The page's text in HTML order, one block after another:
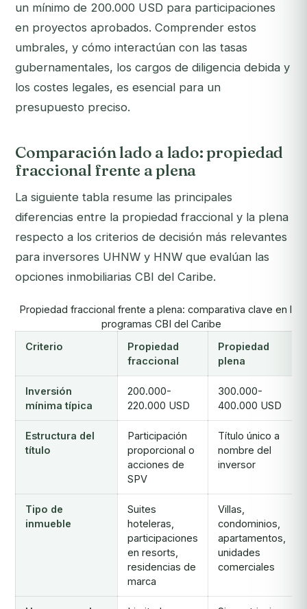
un mínimo de 200.000 USD para participaciones
en proyectos aprobados. Comprender estos
umbrales, y cómo interactúan con las tasas
gubernamentales, los cargos de diligencia debida y
los costes legales, es esencial para un
presupuesto preciso.
Comparación lado a lado: propiedad
fraccional frente a plena
La siguiente tabla resume las principales
diferencias entre la propiedad fraccional y la plena
respecto a los criterios de decisión más relevantes
para inversores UHNW y HNW que evalúan las
opciones inmobiliarias CBI del Caribe.
Propiedad fraccional frente a plena: comparativa clave en los
programas CBI del Caribe
Criterio
Propiedad
fraccional
Propiedad
plena
Inversión
mínima típica
200.000-
220.000 USD
300.000-
400.000 USD
Estructura del
título
Participación
proporcional o
acciones de
SPV
Título único a
nombre del
inversor
Tipo de
inmueble
Suites
hoteleras,
participaciones
en resorts,
residencias de
marca
Villas,
condominios,
apartamentos,
unidades
comerciales